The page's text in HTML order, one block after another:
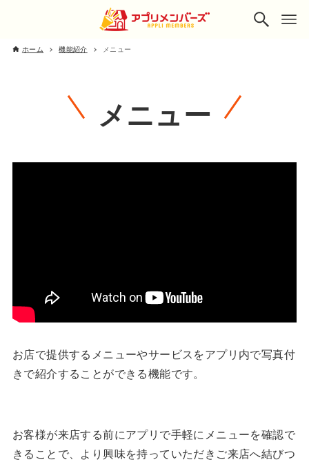
ホーム 機能紹介 メニュー
メニュー
お店で提供するメニューやサービスをアプリ内で写真付
きで紹介することができる機能です。
お客様が来店する前にアプリで手軽にメニューを確認で
きることで、より興味を持っていただきご来店へ結びつ